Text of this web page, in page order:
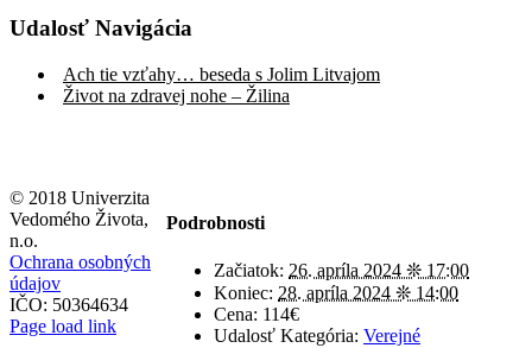
Udalosť Navigácia
Ach tie vzťahy… beseda s Jolim Litvajom
Život na zdravej nohe – Žilina
Podrobnosti
Začiatok: 26. apríla 2024 ❊ 17:00
Koniec: 28. apríla 2024 ❊ 14:00
Cena: 114€
Udalosť Kategória: Verejné
© 2018 Univerzita
Vedomého Života,
n.o.
Ochrana osobných
údajov
IČO: 50364634
Page load link